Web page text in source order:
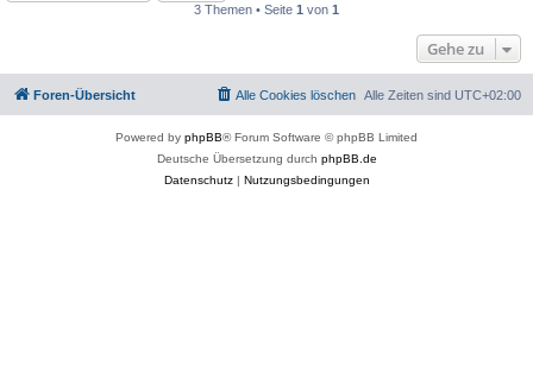
3 Themen • Seite 1 von 1
Gehe zu
Foren-Übersicht Alle Zeiten sind UTC+02:00
Alle Cookies löschen
Powered by phpBB® Forum Software © phpBB Limited
Deutsche Übersetzung durch phpBB.de
Datenschutz| Nutzungsbedingungen